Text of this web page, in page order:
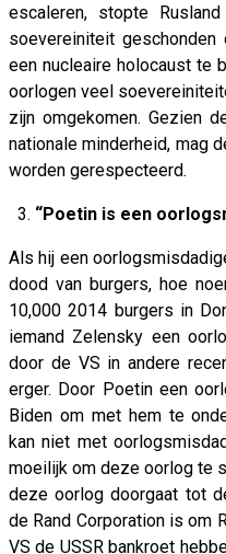
escaleren, stopte
soevereiniteit
een nucleaire holocaust te
oorlogen veel
zijn omgekomen. Gezien
nationale minderheid, mag
worden gerespecteerd.
3. “Poetin is een
Als hij een
dood van burgers, hoe
10,000 2014 burgers in
iemand Zelensky een
door de VS in andere
erger. Door Poetin een
Biden om met hem te
kan niet met
moeilijk om deze oorlog te
deze oorlog doorgaat tot
de Rand Corporation is om
VS de USSR bankroet